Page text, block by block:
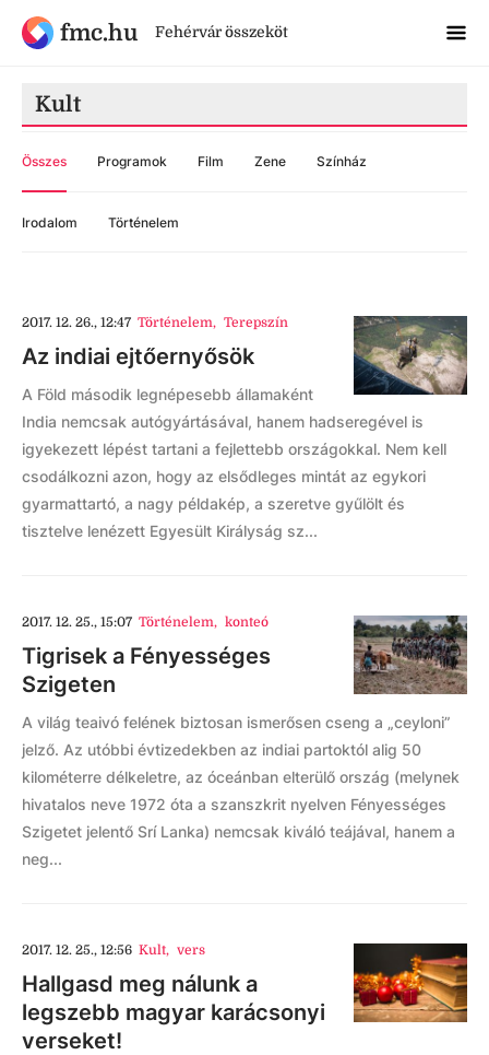
fmc.hu Fehérvár összeköt
Kult
Összes Programok Film Zene Színház
Irodalom Történelem
2017. 12. 26., 12:47 Történelem, Terepszín
Az indiai ejtőernyősök
A Föld második legnépesebb államaként
India nemcsak autógyártásával, hanem hadseregével is
igyekezett lépést tartani a fejlettebb országokkal. Nem kell
csodálkozni azon, hogy az elsődleges mintát az egykori
gyarmattartó, a nagy példakép, a szeretve gyűlölt és
tisztelve lenézett Egyesült Királyság sz...
2017. 12. 25., 15:07 Történelem, konteó
Tigrisek a Fényességes
Szigeten
A világ teaivó felének biztosan ismerősen cseng a „ceyloni”
jelző. Az utóbbi évtizedekben az indiai partoktól alig 50
kilométerre délkeletre, az óceánban elterülő ország (melynek
hivatalos neve 1972 óta a szanszkrit nyelven Fényességes
Szigetet jelentő Srí Lanka) nemcsak kiváló teájával, hanem a
neg...
2017. 12. 25., 12:56 Kult, vers
Hallgasd meg nálunk a
legszebb magyar karácsonyi
verseket!